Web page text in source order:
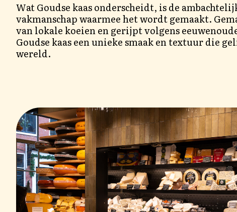
Wat Goudse kaas onderscheidt, is de
vakmanschap waarmee het wordt gemaakt.
van lokale koeien en gerijpt volgens
Goudse kaas een unieke smaak en textuur die
wereld.